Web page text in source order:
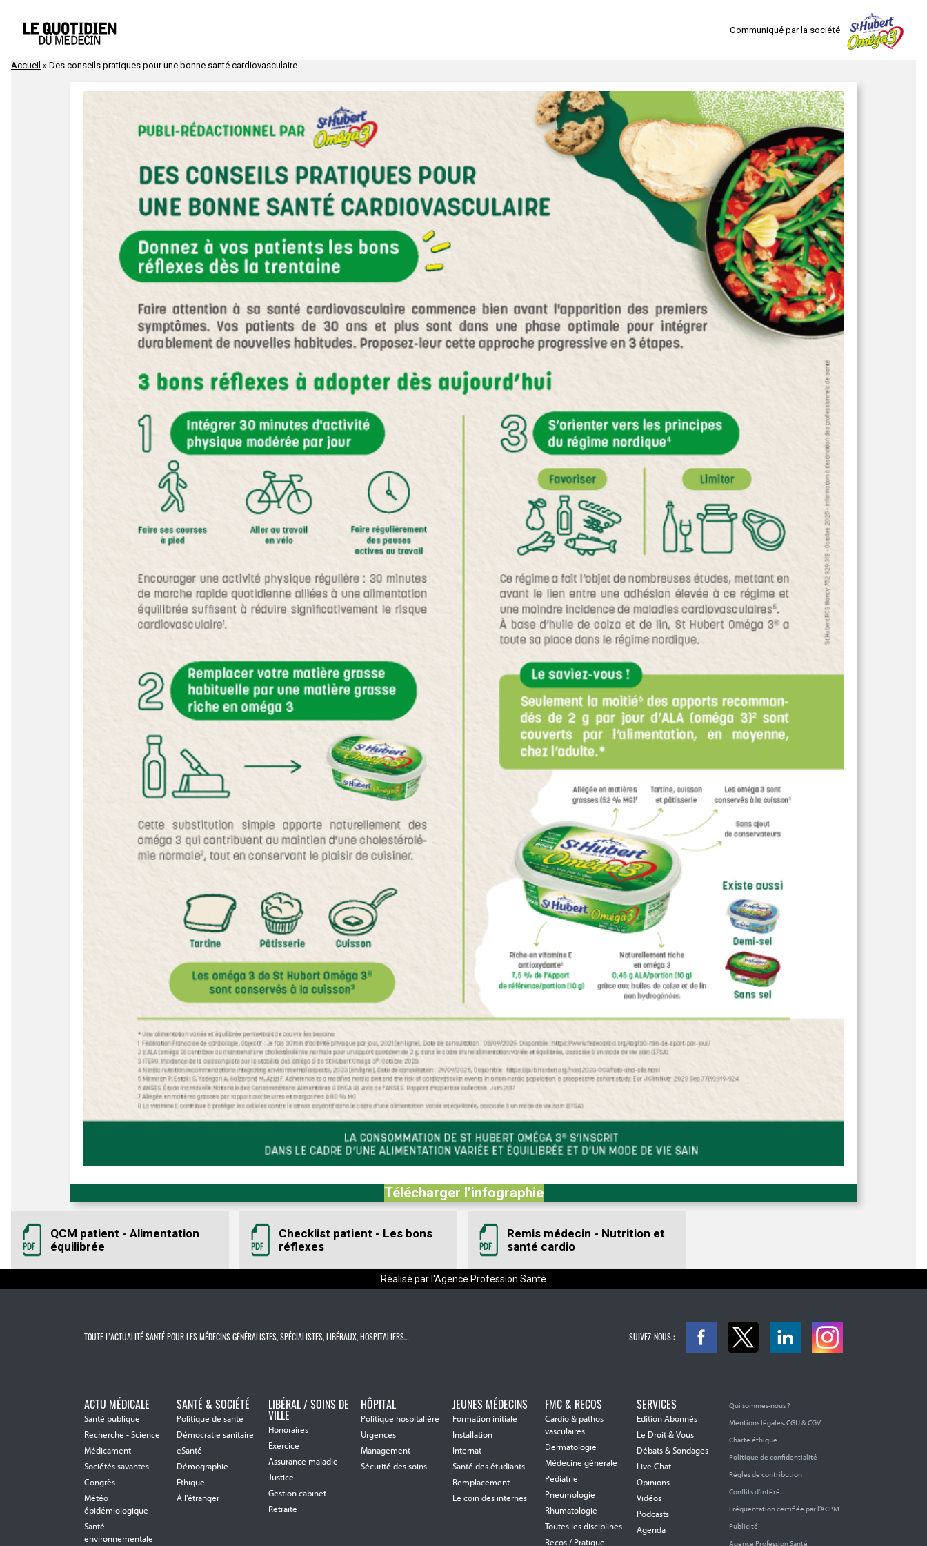
Communiqué par la société
Accueil » Des conseils pratiques pour une bonne santé cardiovasculaire
Télécharger l’infographie
QCM patient - Alimentation
équilibrée
Checklist patient - Les bons
réflexes
Remis médecin - Nutrition et
santé cardio
Réalisé par l'Agence Profession Santé
TOUTE L’ACTUALITÉ SANTÉ POUR LES MÉDECINS GÉNÉRALISTES, SPÉCIALISTES, LIBÉRAUX, HOSPITALIERS… SUIVEZ-NOUS :
ACTU MÉDICALE
Santé publique
Recherche - Science
Médicament
Sociétés savantes
Congrès
Météo
épidémiologique
Santé
environnementale
SANTÉ & SOCIÉTÉ
Politique de santé
Démocratie sanitaire
eSanté
Démographie
Éthique
À l'étranger
LIBÉRAL / SOINS DE
VILLE
Honoraires
Exercice
Assurance maladie
Justice
Gestion cabinet
Retraite
HÔPITAL
Politique hospitalière
Urgences
Management
Sécurité des soins
JEUNES MÉDECINS
Formation initiale
Installation
Internat
Santé des étudiants
Remplacement
Le coin des internes
FMC & RECOS
Cardio & pathos
vasculaires
Dermatologie
Médecine générale
Pédiatrie
Pneumologie
Rhumatologie
Toutes les disciplines
Recos / Pratique
SERVICES
Edition Abonnés
Le Droit & Vous
Débats & Sondages
Live Chat
Opinions
Vidéos
Podcasts
Agenda
Qui sommes-nous ?
Mentions légales, CGU & CGV
Charte éthique
Politique de confidentialité
Règles de contribution
Conflits d'intérêt
Fréquentation certifiée par l’ACPM
Publicité
Agence Profession Santé